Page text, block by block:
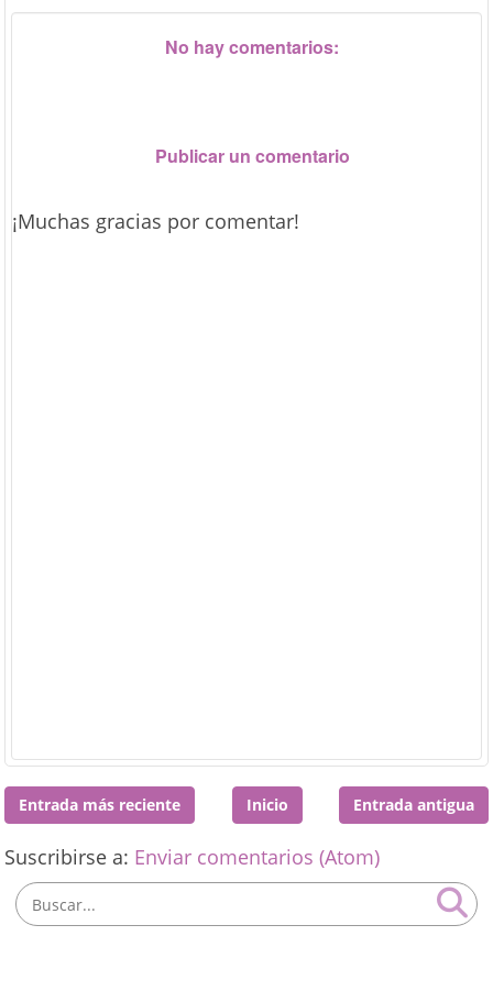
No hay comentarios:
Publicar un comentario
¡Muchas gracias por comentar!
Entrada más reciente Entrada antigua
Inicio
Suscribirse a: Enviar comentarios (Atom)